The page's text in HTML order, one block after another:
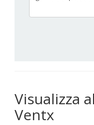
Visualizza
Ventx